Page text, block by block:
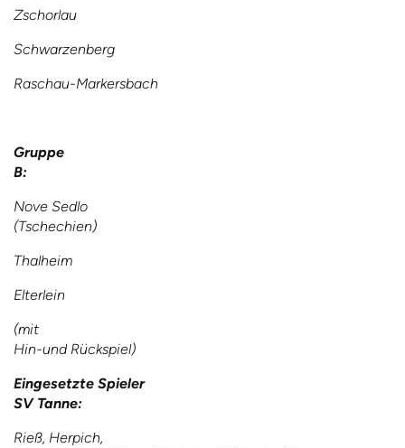
Zschorlau
Schwarzenberg
Raschau-Markersbach
Gruppe
B:
Nove Sedlo
(Tschechien)
Thalheim
Elterlein
(mit
Hin-und Rückspiel)
Eingesetzte Spieler
SV Tanne:
Rieß, Herpich,